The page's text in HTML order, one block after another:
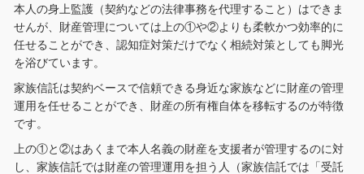
本人の身上監護（契約などの法律事務を代理すること）はできま
せんが、財産管理については上の①や②よりも柔軟かつ効率的に
任せることができ、認知症対策だけでなく相続対策としても脚光
を浴びています。
家族信託は契約ベースで信頼できる身近な家族などに財産の管理
運用を任せることができ、財産の所有権自体を移転するのが特徴
です。
上の①と②はあくまで本人名義の財産を支援者が管理するのに対
し、家族信託では財産の管理運用を担う人（家族信託では「受託